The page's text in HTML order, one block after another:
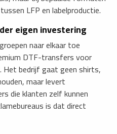
LFP en labelproductie.
eigen investering
naar elkaar toe
DTF-transfers voor
bedrijf gaat geen shirts,
maar levert
die klanten zelf kunnen
is dat direct